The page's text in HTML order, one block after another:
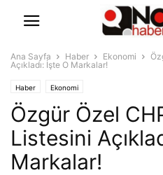
Ana Sayfa Haber Ekonomi
Açıkladı: İşte O Markalar!
Haber Ekonomi
Özgür Özel
Listesini
Markalar!